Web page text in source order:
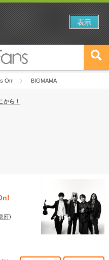
On! BIGMAMA
期編発表！
から！
府)
表示